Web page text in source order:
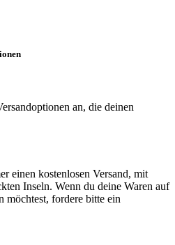
an, die deinen
einen kostenlosen Versand, mit
Inseln. Wenn du deine Waren auf
möchtest, fordere bitte ein